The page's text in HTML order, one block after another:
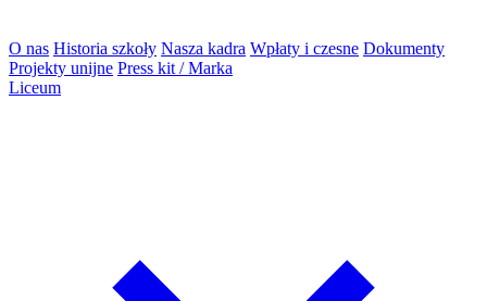
O nas Historia szkoły Nasza kadra Wpłaty i czesne Dokumenty
Projekty unijne Press kit / Marka
Liceum